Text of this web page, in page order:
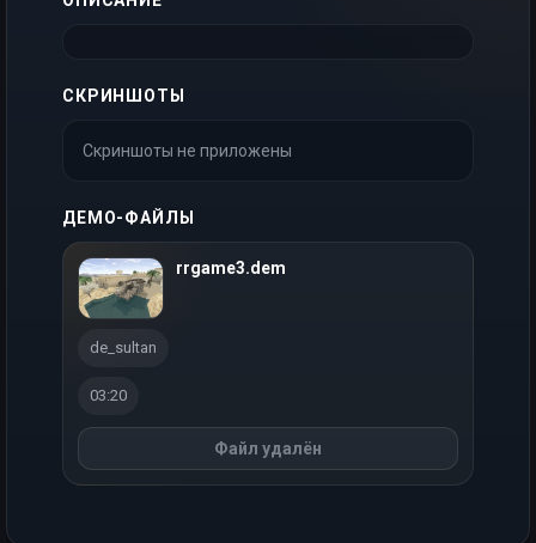
СКРИНШОТЫ
Скриншоты не приложены
ДЕМО-ФАЙЛЫ
rrgame3.dem
de_sultan
03:20
Файл удалён